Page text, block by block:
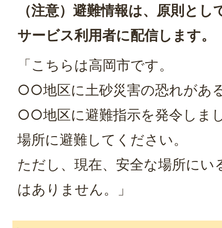
（注意）避難情報は、原則と
サービス利用者に配信します。
「こちらは高岡市です。
○○地区に土砂災害の恐れがあ
○○地区に避難指示を発令しま
場所に避難してください。
ただし、現在、安全な場所にい
はありません。」